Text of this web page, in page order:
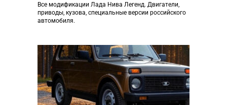
Все модификации Лада Нива Легенд. Двигатели,
приводы, кузова, специальные версии российского
автомобиля.